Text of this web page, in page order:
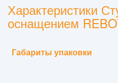
Характеристики
оснащением
Габариты упаковки